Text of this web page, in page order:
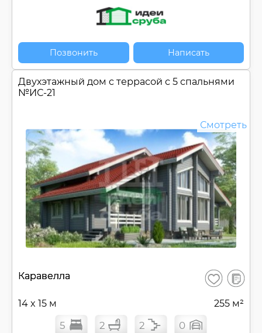
Позвонить Написать
Двухэтажный дом c террасой с 5 спальнями
№ИС-21
Смотреть
Каравелла Сохранить
В
14 x 15 м 255 м²
5 2 2 0